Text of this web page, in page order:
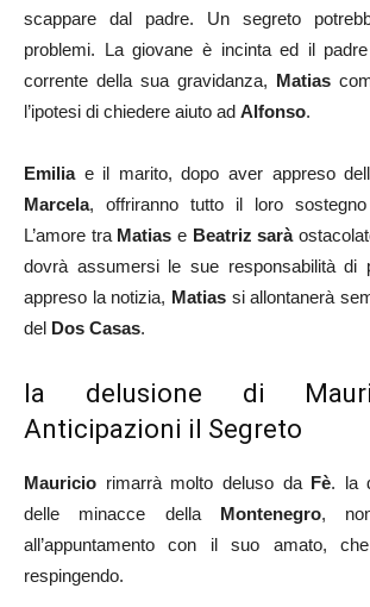
scappare dal padre. Un segreto
problemi. La giovane è incinta ed il
corrente della sua gravidanza, Matias
l’ipotesi di chiedere aiuto ad Alfonso.
Emiliae il marito, dopo aver appreso
Marcela, offriranno tutto il loro
L’amore tra Matias e Beatriz sarà
dovrà assumersi le sue responsabilità di
appreso la notizia, Matias si allontanerà
del Dos Casas.
la delusione di
Anticipazioni il Segreto
Mauricio rimarrà molto deluso da Fè. la
delle minacce della Montenegro,
all’appuntamento con il suo amato,
respingendo.